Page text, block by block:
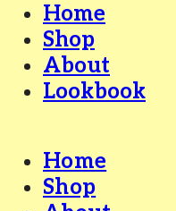
Home
Shop
About
Lookbook
Home
Shop